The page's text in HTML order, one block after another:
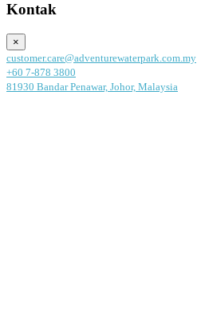
Kontak
×
customer.care@adventurewaterpark.com.my
+60 7-878 3800
81930 Bandar Penawar, Johor, Malaysia